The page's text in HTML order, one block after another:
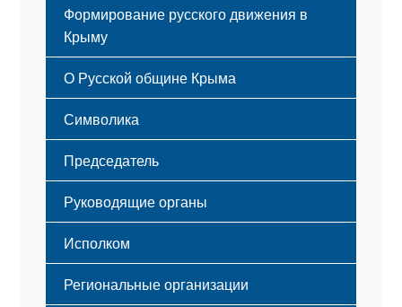
Формирование русского движения в
Крыму
Русский Крым
О Русской общине Крыма
Этапы становления
Принципы деятельности
Структура
Мероприятия
Символика
Флаг
Герб
Гимн
Председатель
Руководящие органы
Исполком
Региональные организации